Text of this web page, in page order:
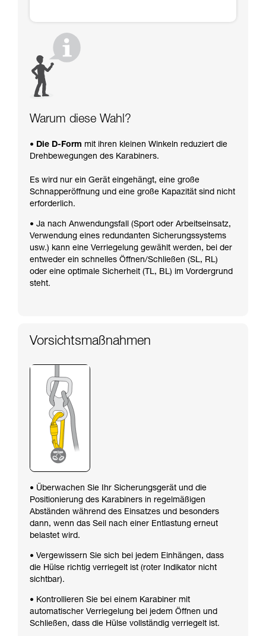
Warum diese Wahl?
• Die D-Form mit ihren kleinen Winkeln reduziert die
Drehbewegungen des Karabiners.
Es wird nur ein Gerät eingehängt, eine große
Schnapperöffnung und eine große Kapazität sind nicht
erforderlich.
• Ja nach Anwendungsfall (Sport oder Arbeitseinsatz,
Verwendung eines redundanten Sicherungssystems
usw.) kann eine Verriegelung gewählt werden, bei der
entweder ein schnelles Öffnen/Schließen (SL, RL)
oder eine optimale Sicherheit (TL, BL) im Vordergrund
steht.
Vorsichtsmaßnahmen
• Überwachen Sie Ihr Sicherungsgerät und die
Positionierung des Karabiners in regelmäßigen
Abständen während des Einsatzes und besonders
dann, wenn das Seil nach einer Entlastung erneut
belastet wird.
• Vergewissern Sie sich bei jedem Einhängen, dass
die Hülse richtig verriegelt ist (roter Indikator nicht
sichtbar).
• Kontrollieren Sie bei einem Karabiner mit
automatischer Verriegelung bei jedem Öffnen und
Schließen, dass die Hülse vollständig verriegelt ist.